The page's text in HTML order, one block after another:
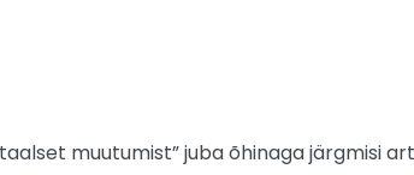
muutumist” juba õhinaga järgmisi